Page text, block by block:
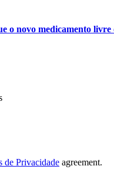
o novo medicamento
de Privacidade agreement.